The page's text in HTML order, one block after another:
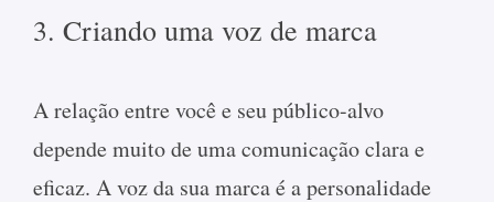
3. Criando uma voz de marca
A relação entre você e seu público-alvo
depende muito de uma comunicação clara e
eficaz. A voz da sua marca é a personalidade